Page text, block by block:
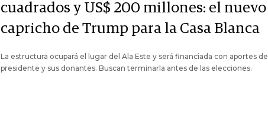
cuadrados y US$ 200 millones: el nuevo
capricho de Trump para la Casa Blanca
La estructura ocupará el lugar del Ala Este y será financiada con aportes del
presidente y sus donantes. Buscan terminarla antes de las elecciones.